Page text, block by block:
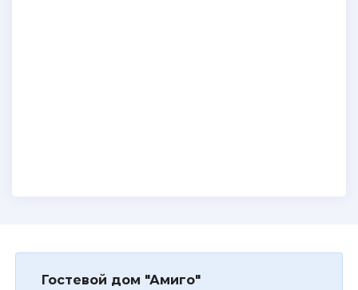
Гостевой дом "Амиго"